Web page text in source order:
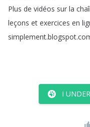
Plus de vidéos sur la
leçons et exercices en
simplement.blogspot.
I